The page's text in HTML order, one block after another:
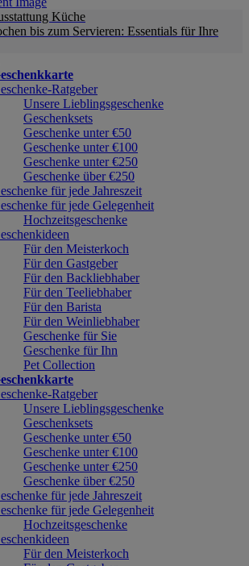
Küche
bis zum Servieren: Essentials für Ihre
Ratgeber
Unsere Lieblingsgeschenke
Geschenksets
Geschenke unter €50
Geschenke unter €100
Geschenke unter €250
Geschenke über €250
für jede Jahreszeit
für jede Gelegenheit
Hochzeitsgeschenke
Für den Meisterkoch
Für den Gastgeber
Für den Backliebhaber
Für den Teeliebhaber
Für den Barista
Für den Weinliebhaber
Geschenke für Sie
Geschenke für Ihn
Pet Collection
Ratgeber
Unsere Lieblingsgeschenke
Geschenksets
Geschenke unter €50
Geschenke unter €100
Geschenke unter €250
Geschenke über €250
für jede Jahreszeit
für jede Gelegenheit
Hochzeitsgeschenke
Für den Meisterkoch